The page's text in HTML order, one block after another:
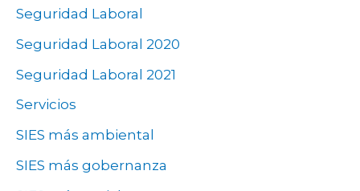
Seguridad Laboral
Seguridad Laboral 2020
Seguridad Laboral 2021
Servicios
SIES más ambiental
SIES más gobernanza